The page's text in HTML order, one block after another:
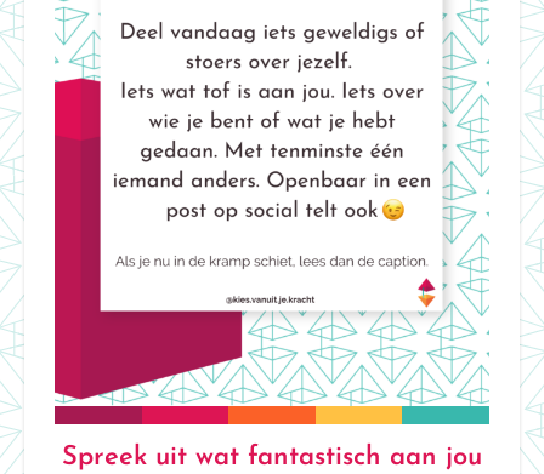
Spreek uit wat fantastisch aan jou